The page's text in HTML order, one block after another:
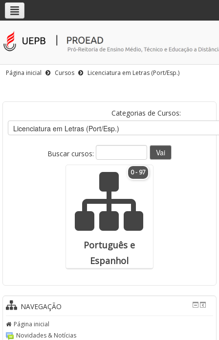
Página inicial Cursos Licenciatura em Letras (Port/Esp.)
Categorias de Cursos:
Buscar cursos:
0 - 97
Português e
Espanhol
NAVEGAÇÃO
Página inicial
Novidades & Notícias